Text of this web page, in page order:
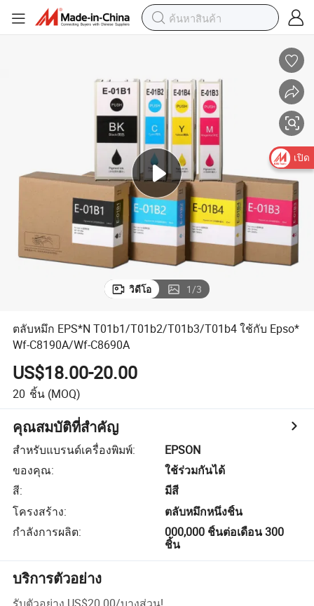
วิดีโอ 1/3
ตลับหมึก EPS*N T01b1/T01b2/T01b3/T01b4 ใช้กับ Epso*
Wf-C8190A/Wf-C8690A
US$18.00-20.00
20 ชิ้น (MOQ)
คุณสมบัติที่สำคัญ
สำหรับแบรนด์เครื่องพิมพ์:
EPSON
ของคุณ:
ใช้ร่วมกันได้
สี:
มีสี
โครงสร้าง:
ตลับหมึกหนึ่งชิ้น
กำลังการผลิต:
000,000 ชิ้นต่อเดือน 300
ชิ้น
บริการตัวอย่าง
รับตัวอย่าง US$20.00/บางส่วน!
เปิด